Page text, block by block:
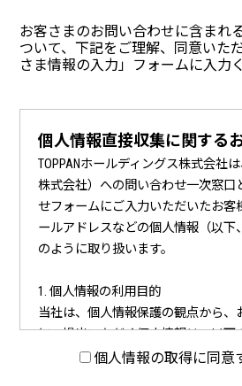
お客さまのお問い合わせに含まれ
ついて、下記をご理解、同意いた
さま情報の入力」フォームに入力
個人情報直接収集に関する
TOPPANホールディングス株式会社
株式会社）への問い合わせ一次窓口
せフォームにご入力いただいたお客
ールアドレスなどの個人情報（以下
のように取り扱います。
1. 個人情報の利用目的
当社は、個人情報保護の観点から、
に、提出いただく個人情報は、以下
たします。個人情報の取得に同意